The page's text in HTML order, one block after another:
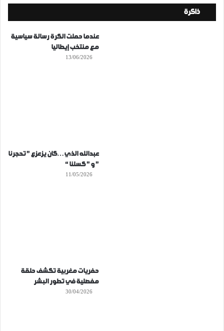
ذاكرة
عندما حملت الكرة رسالة سياسية
مع منتخب إيطاليا
13/06/2026
عبدالله الذي…كان يزعزع ” تحجرنا
” و ” كسلنا “
11/05/2026
حفريات مغربية تكشف حلقة
مفصلية في تطور البشر
30/04/2026